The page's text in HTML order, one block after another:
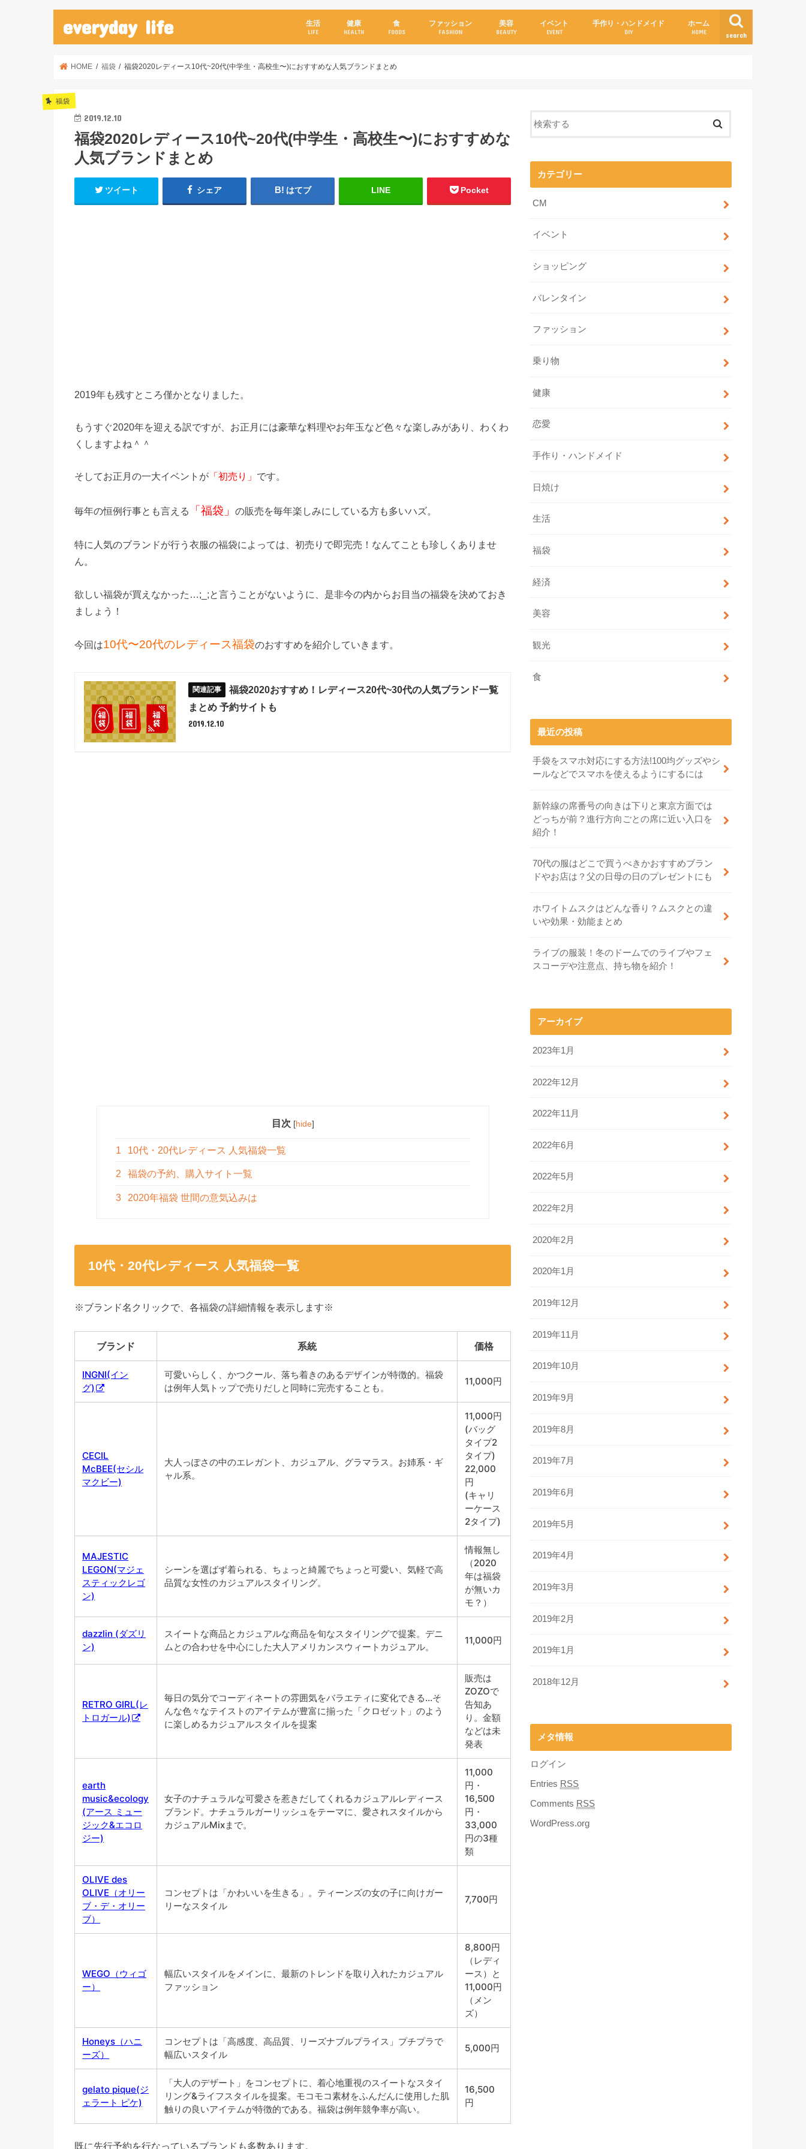
everyday life search
生活
LIFE
健康
HEALTH
食
FOODS
ファッション
FASHION
美容
BEAUTY
イベント
EVENT
手作り・ハンドメイド
DIY
ホーム
HOME
HOME 福袋 福袋2020レディース10代~20代(中学生・高校生〜)におすすめな人気ブランドまとめ
福袋
2019.12.10
福袋2020レディース10代~20代(中学生・高校生〜)におすすめな
人気ブランドまとめ
ツイート シェア はてブ LINE Pocket
2019年も残すところ僅かとなりました。
もうすぐ2020年を迎える訳ですが、お正月には豪華な料理やお年玉など色々な楽しみがあり、わくわ
くしますよね＾＾
そしてお正月の一大イベントが 「初売り」 です。
毎年の恒例行事とも言える 「福袋」 の販売を毎年楽しみにしている方も多いハズ。
特に人気のブランドが行う衣服の福袋によっては、初売りで即完売！なんてことも珍しくありませ
ん。
欲しい福袋が買えなかった…;_;と言うことがないように、是非今の内からお目当の福袋を決めておき
ましょう！
今回は10代〜20代のレディース福袋のおすすめを紹介していきます。
福袋2020おすすめ！レディース20代~30代の人気ブランド一覧
まとめ 予約サイトも
2019.12.10
目次 [hide]
1 10代・20代レディース 人気福袋一覧
2 福袋の予約、購入サイト一覧
3 2020年福袋 世間の意気込みは
10代・20代レディース 人気福袋一覧
※ブランド名クリックで、各福袋の詳細情報を表示します※
ブランド 系統 価格
INGNI(イン
グ)
可愛いらしく、かつクール、落ち着きのあるデザインが特徴的。福袋
は例年人気トップで売りだしと同時に完売することも。
11,000円
CECIL
McBEE(セシル
マクビー)
大人っぽさの中のエレガント、カジュアル、グラマラス。お姉系・ギ
ャル系。
11,000円
(バッグ
タイプ2
タイプ)
22,000
円
(キャリ
ーケース
2タイプ)
MAJESTIC
LEGON(マジェ
スティックレゴ
ン)
シーンを選ばず着られる、ちょっと綺麗でちょっと可愛い、気軽で高
品質な女性のカジュアルスタイリング。
情報無し
（2020
年は福袋
が無いカ
モ？）
dazzlin (ダズリ
ン)
スイートな商品とカジュアルな商品を旬なスタイリングで提案。デニ
ムとの合わせを中心にした大人アメリカンスウィートカジュアル。
11,000円
RETRO GIRL(レ
トロガール)
毎日の気分でコーディネートの雰囲気をバラエティに変化できる…そ
んな色々なテイストのアイテムが豊富に揃った「クロゼット」のよう
に楽しめるカジュアルスタイルを提案
販売は
ZOZOで
告知あ
り。金額
などは未
発表
earth
music&ecology
(アース ミュー
ジック&エコロ
ジー)
女子のナチュラルな可愛さを惹きだしてくれるカジュアルレディース
ブランド。ナチュラルガーリッシュをテーマに、愛されスタイルから
カジュアルMixまで。
11,000
円・
16,500
円・
33,000
円の3種
類
OLIVE des
OLIVE（オリー
ブ・デ・オリー
ブ）
コンセプトは「かわいいを生きる」。ティーンズの女の子に向けガー
リーなスタイル
7,700円
WEGO（ウィゴ
ー）
幅広いスタイルをメインに、最新のトレンドを取り入れたカジュアル
ファッション
8,800円
（レディ
ース）と
11,000円
（メン
ズ）
Honeys（ハニ
ーズ）
コンセプトは「高感度、高品質、リーズナブルプライス」プチプラで
幅広いスタイル
5,000円
gelato pique(ジ
ェラート ピケ)
「大人のデザート」をコンセプトに、着心地重視のスイートなスタイ
リング&ライフスタイルを提案。モコモコ素材をふんだんに使用した肌
触りの良いアイテムが特徴的である。福袋は例年競争率が高い。
16,500
円
既に先行予約を行なっているブランドも多数あります。
カテゴリー
CM
イベント
ショッピング
バレンタイン
ファッション
乗り物
健康
恋愛
手作り・ハンドメイド
日焼け
生活
福袋
経済
美容
観光
食
最近の投稿
手袋をスマホ対応にする方法!100均グッズやシ
ールなどでスマホを使えるようにするには
新幹線の席番号の向きは下りと東京方面では
どっちが前？進行方向ごとの席に近い入口を
紹介！
70代の服はどこで買うべきかおすすめブラン
ドやお店は？父の日母の日のプレゼントにも
ホワイトムスクはどんな香り？ムスクとの違
いや効果・効能まとめ
ライブの服装！冬のドームでのライブやフェ
スコーデや注意点、持ち物を紹介！
アーカイブ
2023年1月
2022年12月
2022年11月
2022年6月
2022年5月
2022年2月
2020年2月
2020年1月
2019年12月
2019年11月
2019年10月
2019年9月
2019年8月
2019年7月
2019年6月
2019年5月
2019年4月
2019年3月
2019年2月
2019年1月
2018年12月
メタ情報
ログイン
Entries RSS
Comments RSS
WordPress.org